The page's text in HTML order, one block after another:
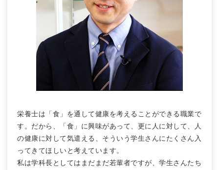
栄養士は「食」を通して健康を考えることができる職業で
す。だから、「食」に興味があって、更に人に対して、人
の健康に対して気遣える、そういう学生さんにたくさん入
ってきてほしいと考えています。
私は学科長としてはまだまだ若輩者ですが、学生さんたち